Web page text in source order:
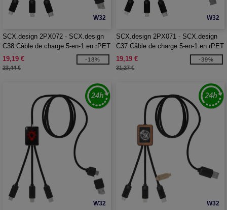
W32
SCX.design 2PX072 - SCX.design
C38 Câble de charge 5-en-1 en rPET
avec logo lumineux et boîtier en bois
quadrillé
19,19 €
23,44 €
-18%
W32
SCX.design 2PX071 - SCX.design
C37 Câble de charge 5-en-1 en rPET
avec logo lumineux et boîtier rond en
bois
19,19 €
31,27 €
-39%
W32 W32